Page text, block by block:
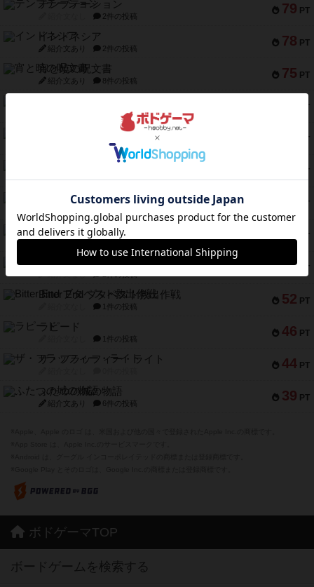
79 PT
テンプテーション
2件の投稿
78 PT
インドネシア
紹介文あり 2件の投稿
75 PT
宵と暁の呪文書
紹介文あり 8件の投稿
PT
9件の投稿
PT
1件の投稿
PT
PT
スペクタキュラー
PT
スモールワールド
紹介文あり 13件の投稿
58 PT
52 PT
Bitter End ブタペスト救出作戦
1件の投稿
46 PT
ラピード
1件の投稿
44 PT
ザ・フラッフィー・ライト
39 PT
ふたつの城の物語
紹介文あり 6件の投稿
ボドゲーマTOP
ボードゲームを検索する